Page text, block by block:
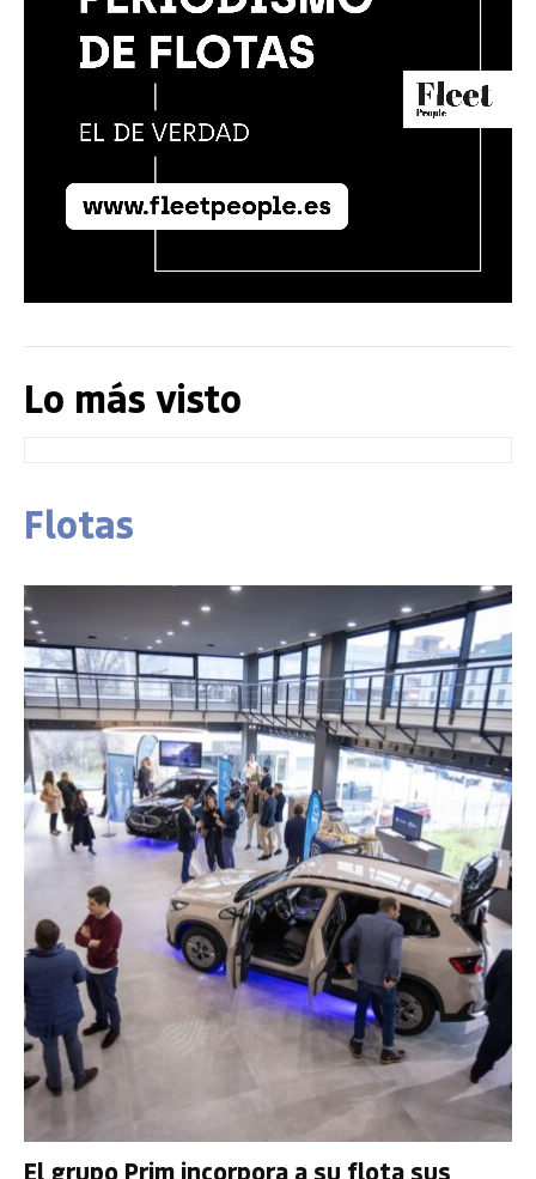
Lo más visto
Flotas
El grupo Prim incorpora a su flota sus